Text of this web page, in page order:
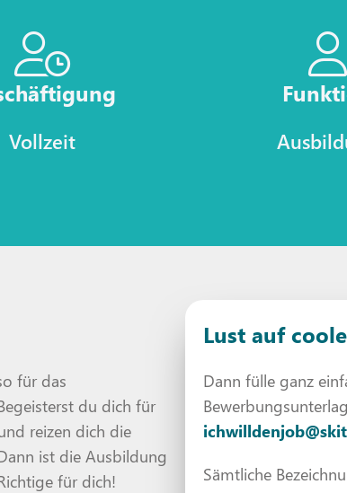
Vollzeit
für das
du dich für
reizen dich die
ist die Ausbildung
für dich!
Lust auf
Dann fülle ganz
Sämtliche